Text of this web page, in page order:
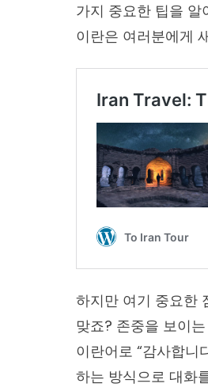
가지 중요한 팁을
이란은 여러분에게
하지만 여기 중요한
맞죠? 존중을 보이
이란어로 “감사합니
하는 방식으로 대화